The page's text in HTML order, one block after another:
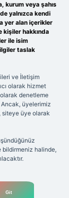
kurum veya şahıs
yalnızca kendi
yer alan içerikler
kişiler hakkında
ile isim
taslak
ve İletişim
olarak hizmet
denetleme
Ancak, üyelerimiz
siteye üye olarak
bildirmeniz halinde,